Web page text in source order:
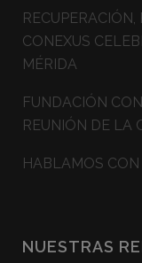
CONEXUS
MÉRIDA
FUNDACIÓN
REUNIÓN DE LA
HABLAMOS CON
NUESTRAS